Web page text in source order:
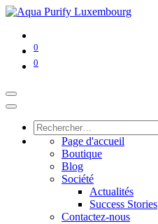
0
0
Page d'accueil
Boutique
Blog
Société
Actualités
Success Stories
Contactez-nous